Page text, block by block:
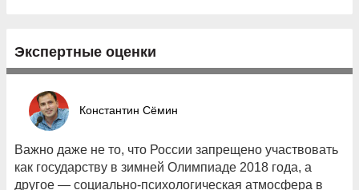
Экспертные оценки
Константин Сёмин
Важно даже не то, что России запрещено участвовать
как государству в зимней Олимпиаде 2018 года, а
другое — социально-психологическая атмосфера в